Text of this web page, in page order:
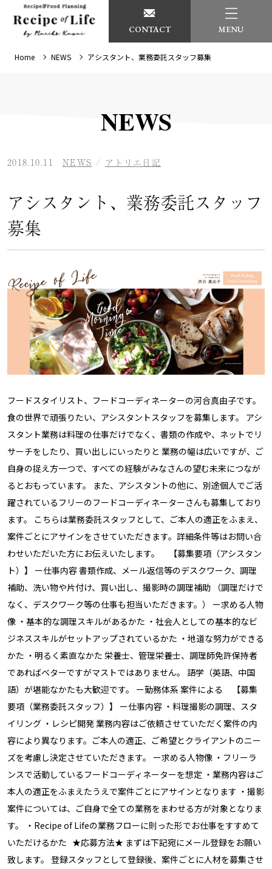
CONTACT MENU
Home NEWS アシスタント、業務委託スタッフ募集
NEWS
2018.10.11 NEWS / アトリエ日記
アシスタント、業務委託スタッフ
募集
フードスタイリスト、フードコーディネーターの河合真由子です。
食の世界で頑張りたい、アシスタントスタッフを募集します。 アシ
スタント業務は料理の仕事だけでなく、書類の作成や、ネットでリ
サーチをしたり、買い出しにいったりと 業務の幅は広いですが、ご
自身の捉え方一つで、すべての経験がみなさんの望む未来につなが
るとおもっています。 また、アシスタントの他に、別途個人でご活
躍されているフリーのフードコーディネーターさんも募集しており
ます。 こちらは業務委託スタッフとして、ご本人の適正をふまえ、
案件ごとにアサインをさせていただきます。詳細条件等はお問い合
わせいただいた方にお伝えいたします。 【募集要項（アシスタン
ト）】 ー仕事内容 書類作成、メール返信等のデスクワーク、調理
補助、洗い物や片付け、買い出し、撮影時の調理補助 （調理だけで
なく、デスクワーク等の仕事も担当いただきます。） ー求める人物
像 ・基本的な調理スキルがあるかた ・社会人としての基本的なビ
ジネススキルがセットアップされているかた ・地道な努力ができる
かた ・明るく素直なかた 栄養士、管理栄養士、調理師免許保持者
であればベターですがマストではありません。 語学（英語、中国
語）が堪能なかたも大歓迎です。 ー勤務体系 案件による 【募集
要項（業務委託スタッフ）】 ー仕事内容 ・料理撮影の調理、スタ
イリング ・レシピ開発 業務内容はご依頼させていただく案件の内
容により異なります。ご本人の適正、ご希望とクライアントのニー
ズを考慮し決定させていただきます。 ー求める人物像 ・フリーラ
ンスで活動しているフードコーディネーターを想定 ・業務内容はご
本人の適正をふまえたうえで案件ごとにアサインとなります ・撮影
案件については、ご自身で全ての業務をまわせる方が対象となりま
す。 ・Recipe of Lifeの業務フローに則った形でお仕事をすすめて
いただけるかた ★応募方法★ まずは下記宛にメール登録をお願い
致します。 登録スタッフとして登録後、案件ごとに人材を募集させ